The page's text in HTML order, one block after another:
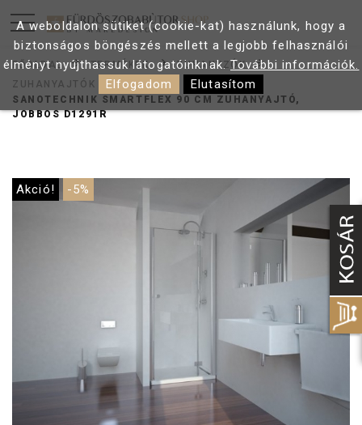
FŐOLDAL TERMÉKEK
ZUHANYZÓK
ZUHANYAJTÓK
SANOTECHNIK SMARTFLEX 90 CM ZUHANYAJTÓ,
JOBBOS D1291R
Akció! -5%
A weboldalon sütiket (cookie-kat) használunk, hogy a
biztonságos böngészés mellett a legjobb felhasználói
élményt nyújthassuk látogatóinknak.További információk.
Elfogadom
Elutasítom